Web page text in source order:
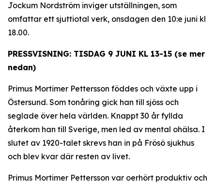
Jockum Nordström inviger utställningen, som
omfattar ett sjuttiotal verk, onsdagen den 10:e juni kl
18.00.
PRESSVISNING: TISDAG 9 JUNI KL 13-15 (se mer
nedan)
Primus Mortimer Pettersson föddes och växte upp i
Östersund. Som tonåring gick han till sjöss och
seglade över hela världen. Knappt 30 år fyllda
återkom han till Sverige, men led av mental ohälsa. I
slutet av 1920-talet skrevs han in på Frösö sjukhus
och blev kvar där resten av livet.
Primus Mortimer Pettersson var oerhört produktiv och